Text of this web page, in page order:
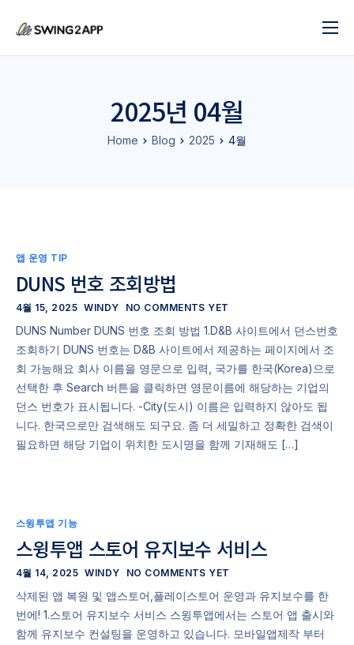
블로그
2025년 04월
Home Blog 2025 4월
앱 운영 TIP
DUNS 번호 조회방법
4월 15, 2025 WINDY NO COMMENTS YET
DUNS Number DUNS 번호 조회 방법 1.D&B 사이트에서 던스번호
조회하기 DUNS 번호는 D&B 사이트에서 제공하는 페이지에서 조
회 가능해요 회사 이름을 영문으로 입력, 국가를 한국(Korea)으로
선택한 후 Search 버튼을 클릭하면 영문이름에 해당하는 기업의
던스 번호가 표시됩니다. -City(도시) 이름은 입력하지 않아도 됩
니다. 한국으로만 검색해도 되구요. 좀 더 세밀하고 정확한 검색이
필요하면 해당 기업이 위치한 도시명을 함께 기재해도 […]
스윙투앱 기능
스윙투앱 스토어 유지보수 서비스
4월 14, 2025 WINDY NO COMMENTS YET
삭제된 앱 복원 및 앱스토어,플레이스토어 운영과 유지보수를 한
번에! 1.스토어 유지보수 서비스 스윙투앱에서는 스토어 앱 출시와
함께 유지보수 컨설팅을 운영하고 있습니다. 모바일앱제작 부터